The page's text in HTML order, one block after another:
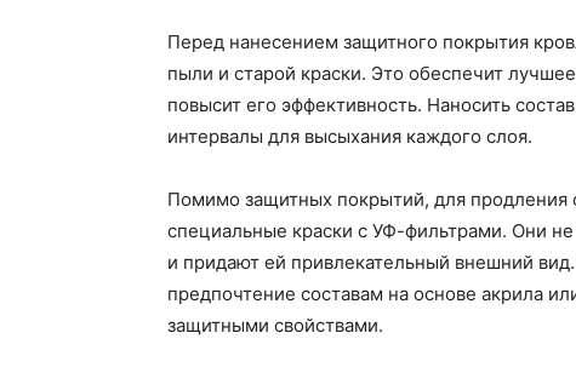
Перед нанесением защитного покрытия
пыли и старой краски. Это обеспечит
повысит его эффективность. Наносить
интервалы для высыхания каждого слоя.
Помимо защитных покрытий, для продления
специальные краски с УФ-фильтрами. Они
и придают ей привлекательный внешний
предпочтение составам на основе акрила
защитными свойствами.